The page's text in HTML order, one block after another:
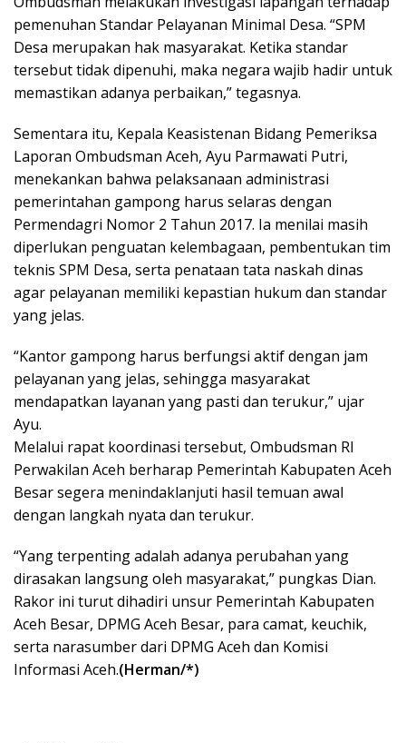
pemenuhan Standar Pelayanan Minimal Desa. “SPM
Desa merupakan hak masyarakat. Ketika standar
tersebut tidak dipenuhi, maka negara wajib hadir untuk
memastikan adanya perbaikan,” tegasnya.
Sementara itu, Kepala Keasistenan Bidang Pemeriksa
Laporan Ombudsman Aceh, Ayu Parmawati Putri,
menekankan bahwa pelaksanaan administrasi
pemerintahan gampong harus selaras dengan
Permendagri Nomor 2 Tahun 2017. Ia menilai masih
diperlukan penguatan kelembagaan, pembentukan tim
teknis SPM Desa, serta penataan tata naskah dinas
agar pelayanan memiliki kepastian hukum dan standar
yang jelas.
“Kantor gampong harus berfungsi aktif dengan jam
pelayanan yang jelas, sehingga masyarakat
mendapatkan layanan yang pasti dan terukur,” ujar
Ayu.
Melalui rapat koordinasi tersebut, Ombudsman RI
Perwakilan Aceh berharap Pemerintah Kabupaten Aceh
Besar segera menindaklanjuti hasil temuan awal
dengan langkah nyata dan terukur.
“Yang terpenting adalah adanya perubahan yang
dirasakan langsung oleh masyarakat,” pungkas Dian.
Rakor ini turut dihadiri unsur Pemerintah Kabupaten
Aceh Besar, DPMG Aceh Besar, para camat, keuchik,
serta narasumber dari DPMG Aceh dan Komisi
Informasi Aceh.(Herman/*)